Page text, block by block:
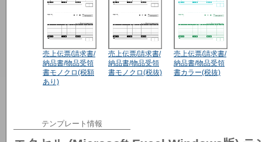
売上伝票/請求書/
納品書/物品受領
書モノクロ(税額
あり)
売上伝票/請求書/
納品書/物品受領
書モノクロ(税抜)
売上伝票/請求書/
納品書/物品受領
書カラー(税抜)
テンプレート情報